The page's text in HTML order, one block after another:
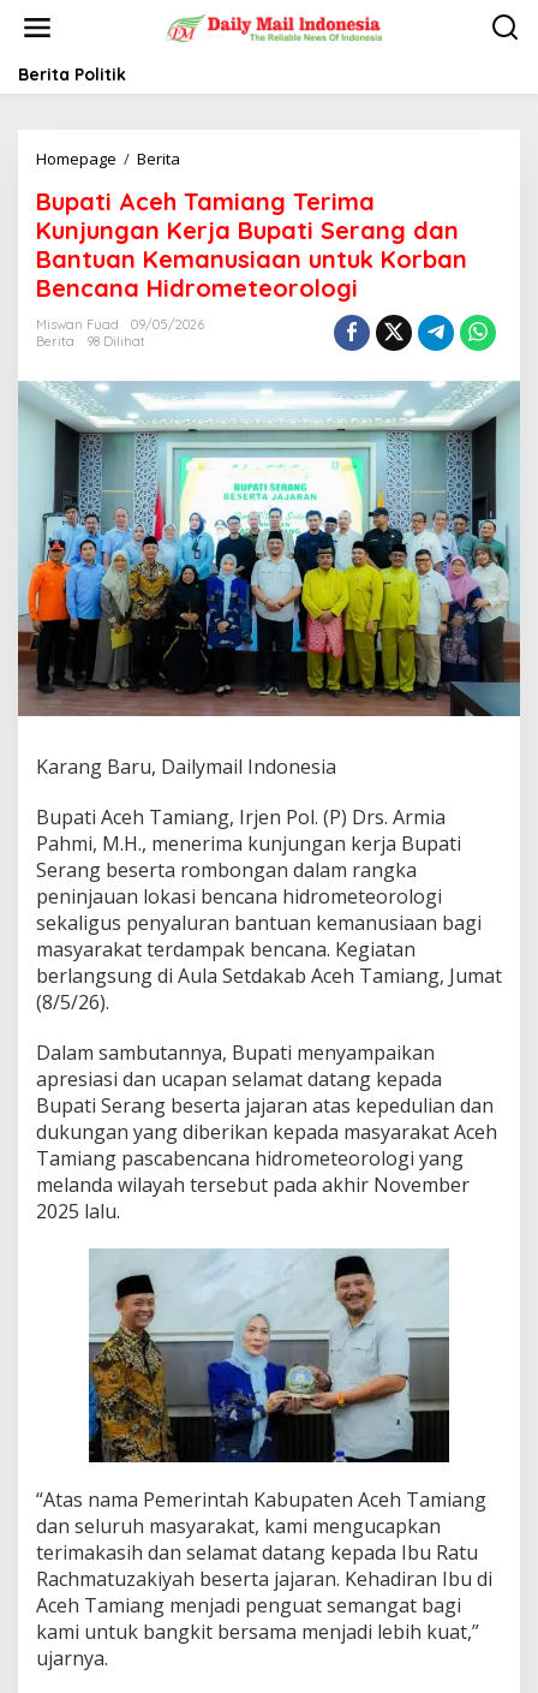
t
Berita Politik
Homepage / Berita
p
a
t
i
A
e
a
m
i
a
n
g
T
e
r
m
a
n
j
n
n
K
e
r
j
a
B
u
t
i
S
e
r
a
g
t
n
a
n
u
s
i
a
a
n
Bupati Aceh Tamiang Terima
Kunjungan Kerja Bupati Serang dan
Bantuan Kemanusiaan untuk Korban
Bencana Hidrometeorologi
Miswan Fuad
09/05/2026
Berita
98 Dilihat
Karang Baru, Dailymail Indonesia
Bupati Aceh Tamiang, Irjen Pol. (P) Drs. Armia
Pahmi, M.H., menerima kunjungan kerja Bupati
Serang beserta rombongan dalam rangka
peninjauan lokasi bencana hidrometeorologi
sekaligus penyaluran bantuan kemanusiaan bagi
masyarakat terdampak bencana. Kegiatan
berlangsung di Aula Setdakab Aceh Tamiang, Jumat
(8/5/26).
Dalam sambutannya, Bupati menyampaikan
apresiasi dan ucapan selamat datang kepada
Bupati Serang beserta jajaran atas kepedulian dan
dukungan yang diberikan kepada masyarakat Aceh
Tamiang pascabencana hidrometeorologi yang
melanda wilayah tersebut pada akhir November
2025 lalu.
“Atas nama Pemerintah Kabupaten Aceh Tamiang
dan seluruh masyarakat, kami mengucapkan
terimakasih dan selamat datang kepada Ibu Ratu
Rachmatuzakiyah beserta jajaran. Kehadiran Ibu di
Aceh Tamiang menjadi penguat semangat bagi
kami untuk bangkit bersama menjadi lebih kuat,”
ujarnya.